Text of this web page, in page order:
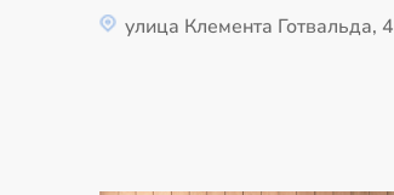
улица Клемента Готвальда, 4